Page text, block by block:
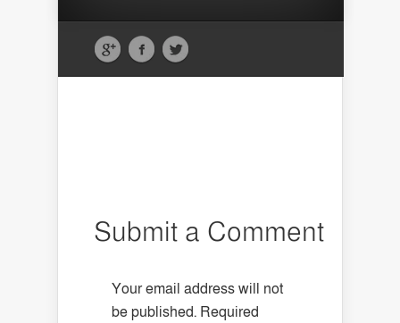
Submit a Comment
Your email address will not
be published. Required